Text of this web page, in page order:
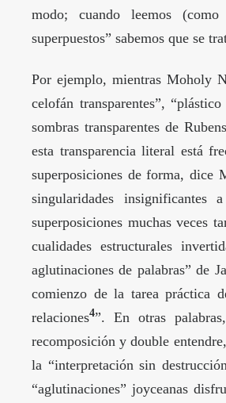
modo; cuando leemos
superpuestos” sabemos que se
Por ejemplo, mientras Moholy
celofán transparentes”,
sombras transparentes de
esta transparencia literal está
superposiciones de forma, dice
singularidades
superposiciones muchas veces
cualidades estructurales
aglutinaciones de palabras” de
comienzo de la tarea práctica
relaciones4”. En otras
recomposición y double
la “interpretación sin
“aglutinaciones” joyceanas